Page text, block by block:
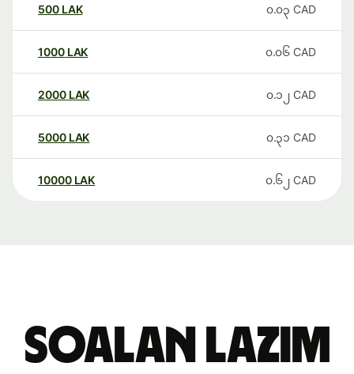
500 LAK ၀.၀၃ CAD
1000 LAK ၀.၀၆ CAD
2000 LAK ၀.၁၂ CAD
5000 LAK ၀.၃၁ CAD
10000 LAK ၀.၆၂ CAD
Soalan Lazim